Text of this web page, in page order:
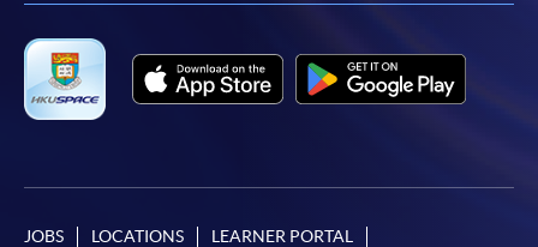
JOBS LOCATIONS LEARNER PORTAL